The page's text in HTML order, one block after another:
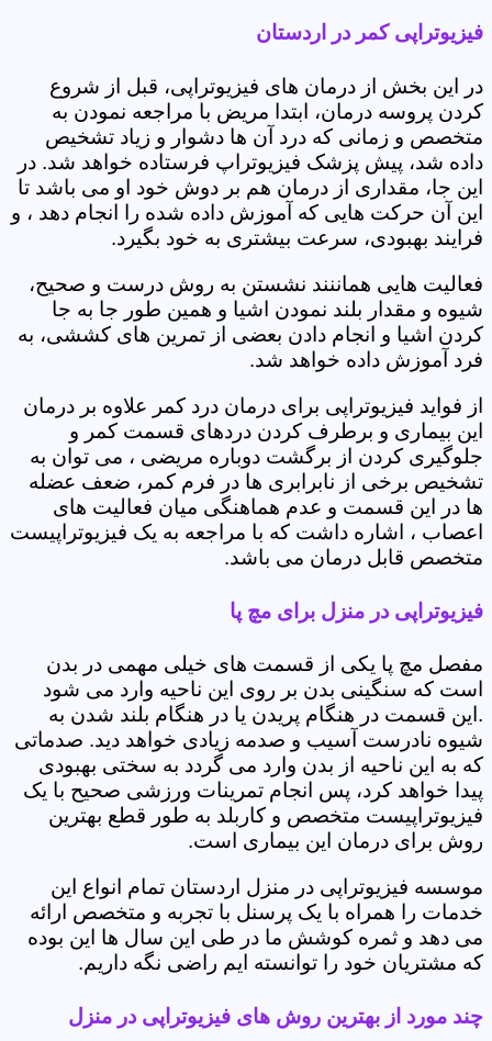
فیزیوتراپی کمر در اردستان
در این بخش از درمان های فیزیوتراپی، قبل از شروع
کردن پروسه درمان، ابتدا مریض با مراجعه نمودن به
متخصص و زمانی که درد آن ها دشوار و زیاد تشخیص
داده شد، پیش پزشک فیزیوتراپ فرستاده خواهد شد. در
این جا، مقداری از درمان هم بر دوش خود او می باشد تا
این آن حرکت هایی که آموزش داده شده را انجام دهد ، و
فرایند بهبودی، سرعت بیشتری به خود بگیرد.
فعالیت هایی هماننند نشستن به روش درست و صحیح،
شیوه و مقدار بلند نمودن اشیا و همین طور جا به جا
کردن اشیا و انجام دادن بعضی از تمرین های کششی، به
فرد آموزش داده خواهد شد.
از فواید فیزیوتراپی برای درمان درد کمر علاوه بر درمان
این بیماری و برطرف کردن دردهای قسمت کمر و
جلوگیری کردن از برگشت دوباره مریضی ، می توان به
تشخیص برخی از نابرابری ها در فرم کمر، ضعف عضله
ها در این قسمت و عدم هماهنگی میان فعالیت های
اعصاب ، اشاره داشت که با مراجعه به یک فیزیوتراپیست
متخصص قابل درمان می باشد.
فیزیوتراپی در منزل برای مچ پا
مفصل مچ پا یکی از قسمت های خیلی مهمی در بدن
است که سنگینی بدن بر روی این ناحیه وارد می شود
.این قسمت در هنگام پریدن یا در هنگام بلند شدن به
شیوه نادرست آسیب و صدمه زیادی خواهد دید. صدماتی
که به این ناحیه از بدن وارد می گردد به سختی بهبودی
پیدا خواهد کرد، پس انجام تمرینات ورزشی صحیح با یک
فیزیوتراپیست متخصص و کاربلد به طور قطع بهترین
روش برای درمان این بیماری است.
موسسه فیزیوتراپی در منزل اردستان تمام انواع این
خدمات را همراه با یک پرسنل با تجربه و متخصص ارائه
می دهد و ثمره کوشش ما در طی این سال ها این بوده
که مشتریان خود را توانسته ایم راضی نگه داریم.
چند مورد از بهترین روش های فیزیوتراپی در منزل